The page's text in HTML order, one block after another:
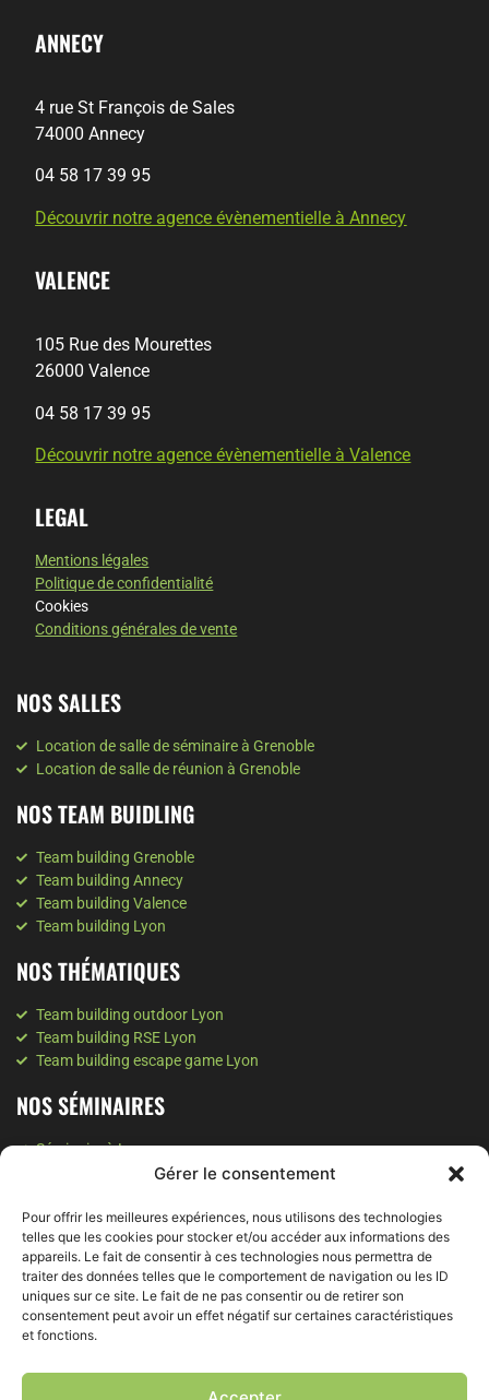
Gérer le consentement
Pour offrir les meilleures expériences, nous utilisons des technologies
telles que les cookies pour stocker et/ou accéder aux informations des
appareils. Le fait de consentir à ces technologies nous permettra de
traiter des données telles que le comportement de navigation ou les ID
uniques sur ce site. Le fait de ne pas consentir ou de retirer son
consentement peut avoir un effet négatif sur certaines caractéristiques
et fonctions.
ANNECY
4 rue St François de Sales
74000 Annecy
04 58 17 39 95
Découvrir notre agence évènementielle à Annecy
VALENCE
105 Rue des Mourettes
26000 Valence
04 58 17 39 95
Découvrir notre agence évènementielle à Valence
LEGAL
Mentions légales
Politique de confidentialité
Cookies
Conditions générales de vente
NOS SALLES
Location de salle de séminaire à Grenoble
Location de salle de réunion à Grenoble
NOS TEAM BUIDLING
Team building Grenoble
Team building Annecy
Team building Valence
Team building Lyon
NOS THÉMATIQUES
Team building outdoor Lyon
Team building RSE Lyon
Team building escape game Lyon
NOS SÉMINAIRES
Séminaire à Lyon
Séminaire à Valence
Séminaire Montagne
NOS SOIRÉES
Soirée d'entreprise à Grenoble
Soirée d'entreprise à Lyon